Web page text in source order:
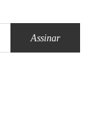
Assinar